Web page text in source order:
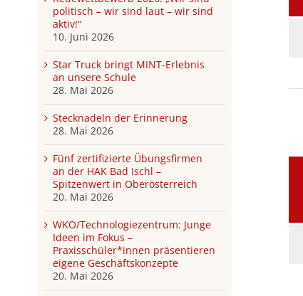
politisch – wir sind laut – wir sind
aktiv!“
10. Juni 2026
Star Truck bringt MINT-Erlebnis
an unsere Schule
28. Mai 2026
Stecknadeln der Erinnerung
28. Mai 2026
Fünf zertifizierte Übungsfirmen
an der HAK Bad Ischl –
Spitzenwert in Oberösterreich
20. Mai 2026
WKO/Technologiezentrum: Junge
Ideen im Fokus –
Praxisschüler*innen präsentieren
eigene Geschäftskonzepte
20. Mai 2026